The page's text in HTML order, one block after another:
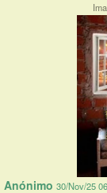
Anónimo 30/Nov/25